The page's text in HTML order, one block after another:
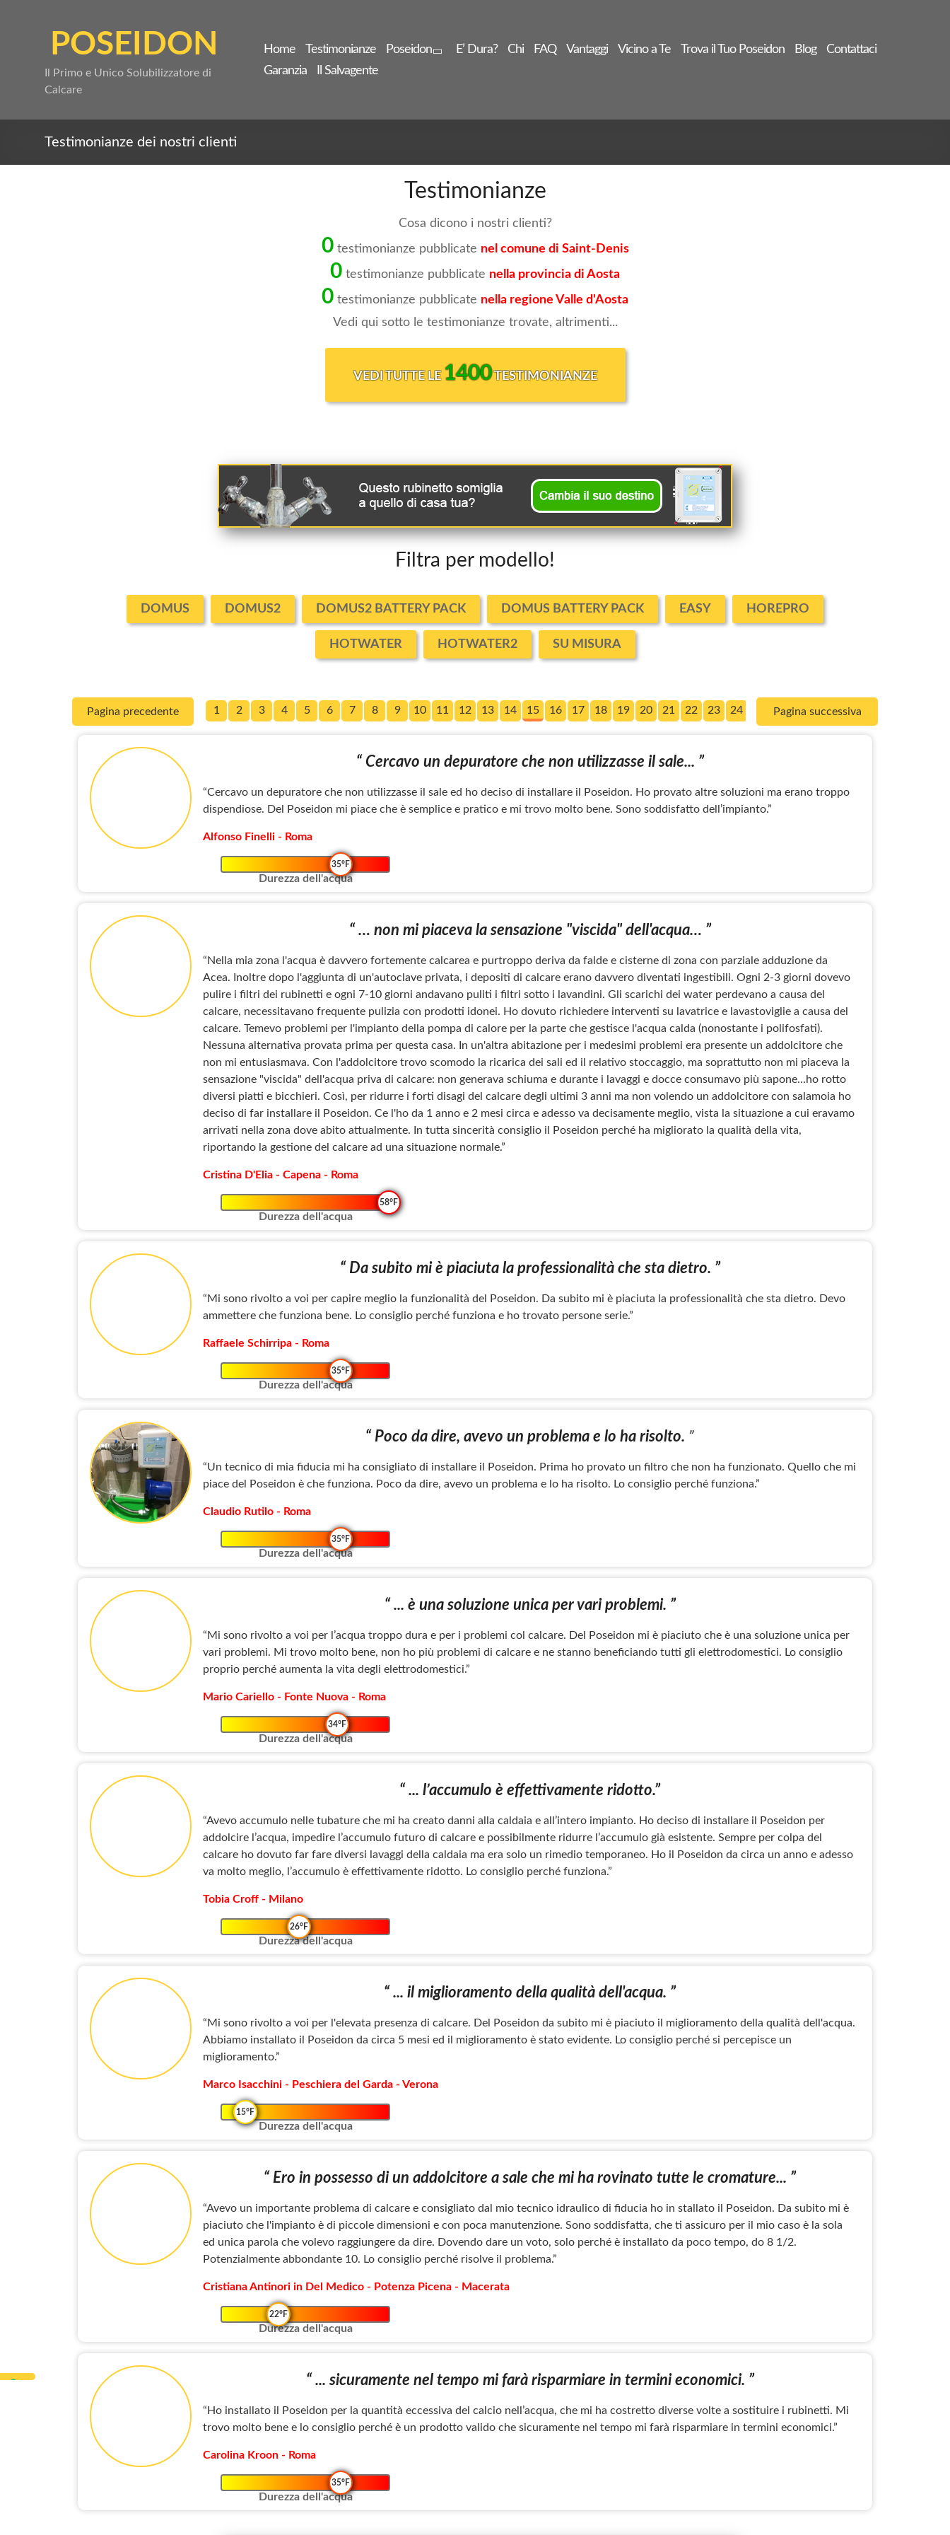
POSEIDON
Il Primo e Unico Solubilizzatore di
Calcare
Home Testimonianze Poseidon E’ Dura? Chi FAQ Vantaggi Vicino a Te Trova il Tuo Poseidon Blog
Contattaci
Garanzia
Il Salvagente
Testimonianze dei nostri clienti
Testimonianze
Cosa dicono i nostri clienti?
0testimonianze pubblicate nel comune di Saint-Denis
0 testimonianze pubblicate nella provincia di Aosta
0 testimonianze pubblicate nella regione Valle d'Aosta
Vedi qui sotto le testimonianze trovate, altrimenti...
VEDI TUTTE LE 1400TESTIMONIANZE
Filtra per modello!
DOMUS DOMUS2 DOMUS2 BATTERY PACK DOMUS BATTERY PACK EASY HOREPRO
HOTWATER HOTWATER2 SU MISURA
Pagina precedente 1 2 3 4 5 6 7 8 9 10 11 12 13 14 15 16 17 18 19 20 21 22 23 24 26 27 28
Pagina successiva
“ Cercavo un depuratore che non utilizzasse il sale... ”
“Cercavo un depuratore che non utilizzasse il sale ed ho deciso di installare il Poseidon. Ho provato altre soluzioni ma erano troppo
dispendiose. Del Poseidon mi piace che è semplice e pratico e mi trovo molto bene. Sono soddisfatto dell’impianto.”
Alfonso Finelli - Roma
35°F
Durezza dell'acqua
“ … non mi piaceva la sensazione "viscida" dell'acqua… ”
“Nella mia zona l'acqua è davvero fortemente calcarea e purtroppo deriva da falde e cisterne di zona con parziale adduzione da
Acea. Inoltre dopo l'aggiunta di un'autoclave privata, i depositi di calcare erano davvero diventati ingestibili. Ogni 2-3 giorni dovevo
pulire i filtri dei rubinetti e ogni 7-10 giorni andavano puliti i filtri sotto i lavandini. Gli scarichi dei water perdevano a causa del
calcare, necessitavano frequente pulizia con prodotti idonei. Ho dovuto richiedere interventi su lavatrice e lavastoviglie a causa del
calcare. Temevo problemi per l'impianto della pompa di calore per la parte che gestisce l'acqua calda (nonostante i polifosfati).
Nessuna alternativa provata prima per questa casa. In un'altra abitazione per i medesimi problemi era presente un addolcitore che
non mi entusiasmava. Con l'addolcitore trovo scomodo la ricarica dei sali ed il relativo stoccaggio, ma soprattutto non mi piaceva la
sensazione "viscida" dell'acqua priva di calcare: non generava schiuma e durante i lavaggi e docce consumavo più sapone...ho rotto
diversi piatti e bicchieri. Così, per ridurre i forti disagi del calcare degli ultimi 3 anni ma non volendo un addolcitore con salamoia ho
deciso di far installare il Poseidon. Ce l'ho da 1 anno e 2 mesi circa e adesso va decisamente meglio, vista la situazione a cui eravamo
arrivati nella zona dove abito attualmente. In tutta sincerità consiglio il Poseidon perché ha migliorato la qualità della vita,
riportando la gestione del calcare ad una situazione normale.”
Cristina D'Elia - Capena - Roma
58°F
Durezza dell'acqua
“ Da subito mi è piaciuta la professionalità che sta dietro. ”
“Mi sono rivolto a voi per capire meglio la funzionalità del Poseidon. Da subito mi è piaciuta la professionalità che sta dietro. Devo
ammettere che funziona bene. Lo consiglio perché funziona e ho trovato persone serie.”
Raffaele Schirripa - Roma
35°F
Durezza dell'acqua
“ Poco da dire, avevo un problema e lo ha risolto. ”
“Un tecnico di mia fiducia mi ha consigliato di installare il Poseidon. Prima ho provato un filtro che non ha funzionato. Quello che mi
piace del Poseidon è che funziona. Poco da dire, avevo un problema e lo ha risolto. Lo consiglio perché funziona.”
Claudio Rutilo - Roma
35°F
Durezza dell'acqua
“ ... è una soluzione unica per vari problemi. ”
“Mi sono rivolto a voi per l’acqua troppo dura e per i problemi col calcare. Del Poseidon mi è piaciuto che è una soluzione unica per
vari problemi. Mi trovo molto bene, non ho più problemi di calcare e ne stanno beneficiando tutti gli elettrodomestici. Lo consiglio
proprio perché aumenta la vita degli elettrodomestici.”
Mario Cariello - Fonte Nuova - Roma
34°F
Durezza dell'acqua
“ ... l’accumulo è effettivamente ridotto.”
“Avevo accumulo nelle tubature che mi ha creato danni alla caldaia e all’intero impianto. Ho deciso di installare il Poseidon per
addolcire l’acqua, impedire l’accumulo futuro di calcare e possibilmente ridurre l’accumulo già esistente. Sempre per colpa del
calcare ho dovuto far fare diversi lavaggi della caldaia ma era solo un rimedio temporaneo. Ho il Poseidon da circa un anno e adesso
va molto meglio, l’accumulo è effettivamente ridotto. Lo consiglio perché funziona.”
Tobia Croff - Milano
26°F
Durezza dell'acqua
“ ... il miglioramento della qualità dell'acqua. ”
“Mi sono rivolto a voi per l'elevata presenza di calcare. Del Poseidon da subito mi è piaciuto il miglioramento della qualità dell'acqua.
Abbiamo installato il Poseidon da circa 5 mesi ed il miglioramento è stato evidente. Lo consiglio perché si percepisce un
miglioramento.”
Marco Isacchini - Peschiera del Garda - Verona
15°F
Durezza dell'acqua
“ Ero in possesso di un addolcitore a sale che mi ha rovinato tutte le cromature... ”
“Avevo un importante problema di calcare e consigliato dal mio tecnico idraulico di fiducia ho in stallato il Poseidon. Da subito mi è
piaciuto che l'impianto è di piccole dimensioni e con poca manutenzione. Sono soddisfatta, che ti assicuro per il mio caso è la sola
ed unica parola che volevo raggiungere da dire. Dovendo dare un voto, solo perché è installato da poco tempo, do 8 1/2.
Potenzialmente abbondante 10. Lo consiglio perché risolve il problema.”
Cristiana Antinori in Del Medico - Potenza Picena - Macerata
22°F
Durezza dell'acqua
“ ... sicuramente nel tempo mi farà risparmiare in termini economici. ”
“Ho installato il Poseidon per la quantità eccessiva del calcio nell’acqua, che mi ha costretto diverse volte a sostituire i rubinetti. Mi
trovo molto bene e lo consiglio perché è un prodotto valido che sicuramente nel tempo mi farà risparmiare in termini economici.”
Carolina Kroon - Roma
35°F
Durezza dell'acqua